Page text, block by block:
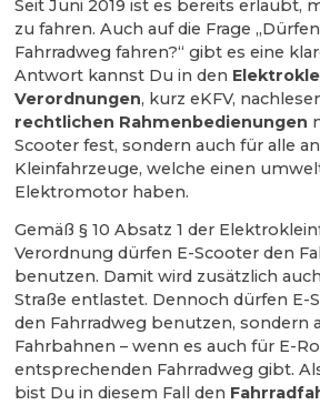
Seit Juni 2019 ist es bereits erlaubt,
zu fahren. Auch auf die Frage
Fahrradweg fahren?“ gibt es eine
Antwort kannst Du in den
Verordnungen, kurz eKFV,
rechtlichen Rahmenbedienungen
Scooter fest, sondern auch für alle
Kleinfahrzeuge, welche einen
Elektromotor haben.
Gemäß § 10 Absatz 1 der
Verordnung dürfen E-Scooter den
benutzen. Damit wird zusätzlich
Straße entlastet. Dennoch dürfen E-
den Fahrradweg benutzen, sondern
Fahrbahnen – wenn es auch für E-
entsprechenden Fahrradweg gibt.
bist Du in diesem Fall den